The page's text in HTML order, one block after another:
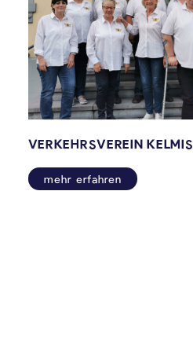
VERKEHRSVEREIN KELMIS
mehr erfahren